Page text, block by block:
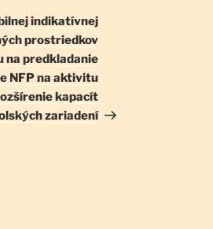
článok
indikatívnej
prostriedkov
na predkladanie
NFP na aktivitu
kapacít
zariadení